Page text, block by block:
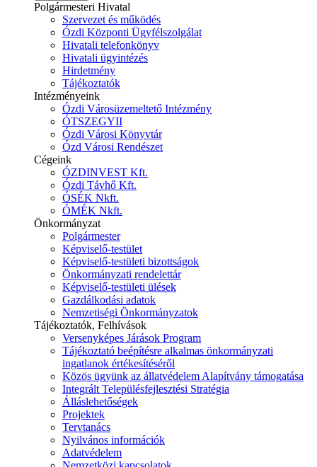
Polgármesteri Hivatal
Szervezet és működés
Ózdi Központi Ügyfélszolgálat
Hivatali telefonkönyv
Hivatali ügyintézés
Hirdetmény
Tájékoztatók
Intézményeink
Ózdi Városüzemeltető Intézmény
ÓTSZEGYII
Ózdi Városi Könyvtár
Ózd Városi Rendészet
Cégeink
ÓZDINVEST Kft.
Ózdi Távhő Kft.
ÓSÉK Nkft.
ÓMÉK Nkft.
Önkormányzat
Polgármester
Képviselő-testület
Képviselő-testületi bizottságok
Önkormányzati rendelettár
Képviselő-testületi ülések
Gazdálkodási adatok
Nemzetiségi Önkormányzatok
Tájékoztatók, Felhívások
Versenyképes Járások Program
Tájékoztató beépítésre alkalmas önkormányzati
ingatlanok értékesítéséről
Közös ügyünk az állatvédelem Alapítvány támogatása
Integrált Településfejlesztési Stratégia
Álláslehetőségek
Projektek
Tervtanács
Nyilvános információk
Adatvédelem